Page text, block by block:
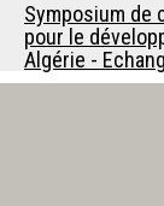
Symposium de
pour le
Algérie -